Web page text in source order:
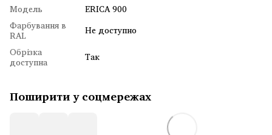
Модель
ERICA 900
Фарбування в
RAL
Не доступно
Обрізка
доступна Так
Поширити у соцмережах